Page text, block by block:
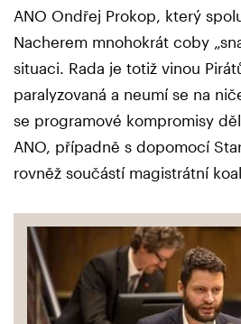
ANO Ondřej Prokop, který
Nacherem mnohokrát coby
situaci. Rada je totiž vinou
paralyzovaná a neumí se na
se programové kompromisy
ANO, případně s dopomocí
rovněž součástí magistrátní